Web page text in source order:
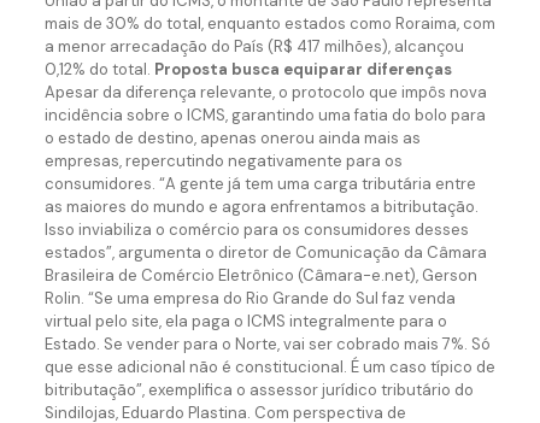
mais de 30% do total, enquanto estados como Roraima, com
a menor arrecadação do País (R$ 417 milhões), alcançou
0,12% do total. Proposta busca equiparar diferenças
Apesar da diferença relevante, o protocolo que impôs nova
incidência sobre o ICMS, garantindo uma fatia do bolo para
o estado de destino, apenas onerou ainda mais as
empresas, repercutindo negativamente para os
consumidores. “A gente já tem uma carga tributária entre
as maiores do mundo e agora enfrentamos a bitributação.
Isso inviabiliza o comércio para os consumidores desses
estados”, argumenta o diretor de Comunicação da Câmara
Brasileira de Comércio Eletrônico (Câmara-e.net), Gerson
Rolin. “Se uma empresa do Rio Grande do Sul faz venda
virtual pelo site, ela paga o ICMS integralmente para o
Estado. Se vender para o Norte, vai ser cobrado mais 7%. Só
que esse adicional não é constitucional. É um caso típico de
bitributação”, exemplifica o assessor jurídico tributário do
Sindilojas, Eduardo Plastina. Com perspectiva de